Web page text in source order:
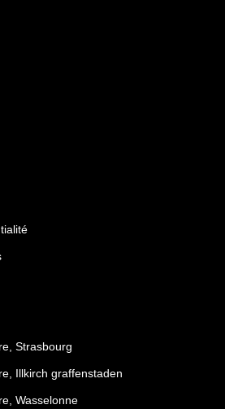
Strasbourg
Illkirch graffenstaden
Wasselonne